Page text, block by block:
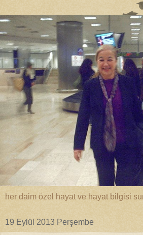
her daim özel hayat ve hayat bilgisi
19 Eylül 2013 Perşembe